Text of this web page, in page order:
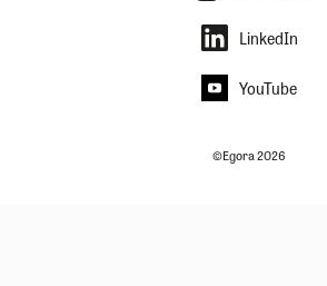
LinkedIn
YouTube
©Egora 2026